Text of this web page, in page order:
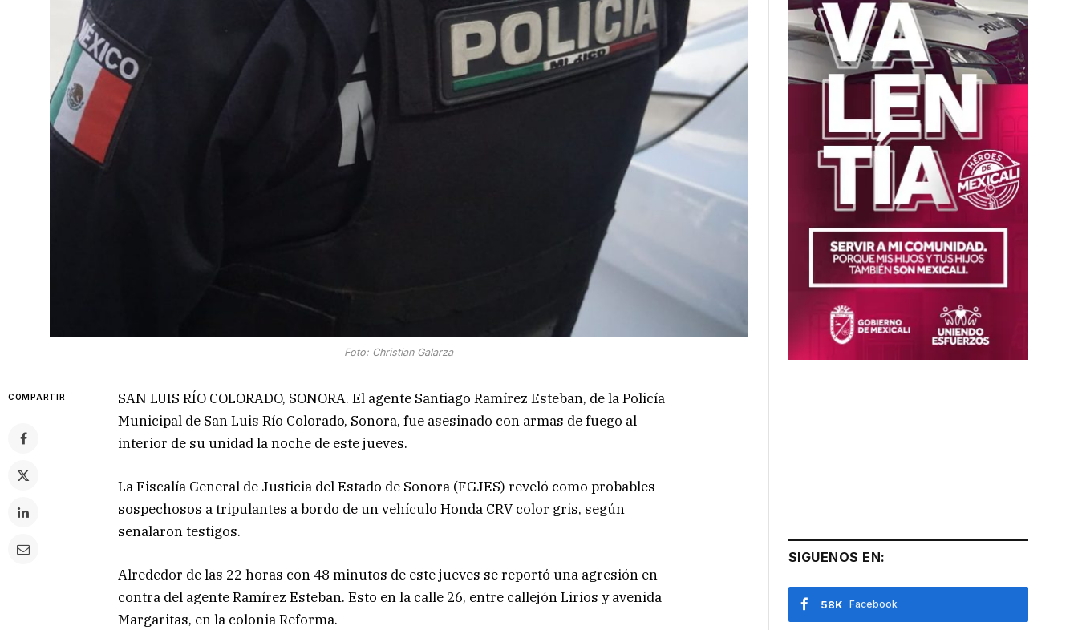
Foto: Christian Galarza
COMPARTIR
SAN LUIS RÍO COLORADO, SONORA. El agente Santiago Ramírez Esteban, de la Policía
Municipal de San Luis Río Colorado, Sonora, fue asesinado con armas de fuego al
interior de su unidad la noche de este jueves.
La Fiscalía General de Justicia del Estado de Sonora (FGJES) reveló como probables
sospechosos a tripulantes a bordo de un vehículo Honda CRV color gris, según
señalaron testigos.
Alrededor de las 22 horas con 48 minutos de este jueves se reportó una agresión en
contra del agente Ramírez Esteban. Esto en la calle 26, entre callejón Lirios y avenida
Margaritas, en la colonia Reforma.
SIGUENOS EN:
Facebook
58K